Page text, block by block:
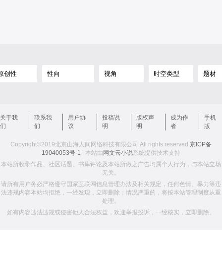
关于我
们
联系我
们
用户协
议
投稿说
明
版权声
明
成为作
者
手机
版
Copyright©2019北京山海人间网络科技有限公司 All rights reserved 京ICP备
19040053号-1 | 本站由网文云小说系统提供技术支持
本站所收录作品、社区话题、书库评论及本站所做之广告均属个人行为，与本站立场
无关。
请所有用户务必严格遵守国家互联网信息管理办法及相关规定，任何色情、暴力等违
法违规内容本站均拒绝，一经发现，立即删除；情况严重的，将按本站管理制度从重
处理。
如有内容违法违规或侵害他人合法权益，欢迎举报投诉，一经核实，立即删除。